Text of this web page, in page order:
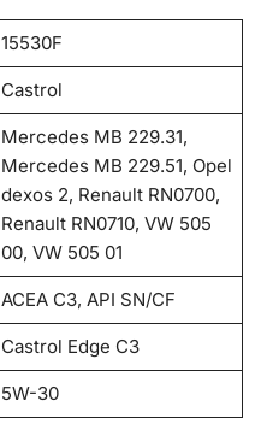
15530F
Castrol
Mercedes MB 229.31,
Mercedes MB 229.51, Opel
dexos 2, Renault RN0700,
Renault RN0710, VW 505
00, VW 505 01
ACEA C3, API SN/CF
Castrol Edge C3
5W-30